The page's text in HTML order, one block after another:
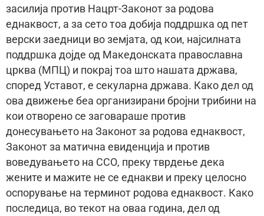
засилија против Нацрт-Законот за родова
еднаквост, а за сето тоа добија поддршка од пет
верски заедници во земјата, од кои, најсилната
поддршка дојде од Македонската православна
црква (МПЦ) и покрај тоа што нашата држава,
според Уставот, е секуларна држава. Како дел од
ова движење беа организирани бројни трибини на
кои отворено се заговараше против
донесувањето на Законот за родова еднаквост,
Законот за матична евиденција и против
воведувањето на ССО, преку тврдење дека
жените и мажите не се еднакви и преку целосно
оспорување на терминот родова еднаквост. Како
последица, во текот на оваа година, дел од